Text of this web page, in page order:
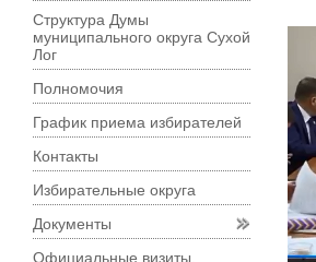
Структура Думы
муниципального округа Сухой
Лог
Полномочия
График приема избирателей
Контакты
Избирательные округа
Документы
Официальные визиты,